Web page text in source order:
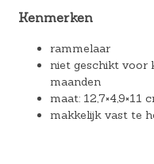
Kenmerken
rammelaar
niet geschikt voor
maanden
maat: 12,7×4,9×11
makkelijk vast te